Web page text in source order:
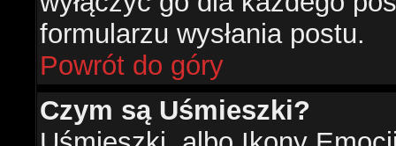
formularzu wysłania postu.
Powrót do góry
Czym są Uśmieszki?